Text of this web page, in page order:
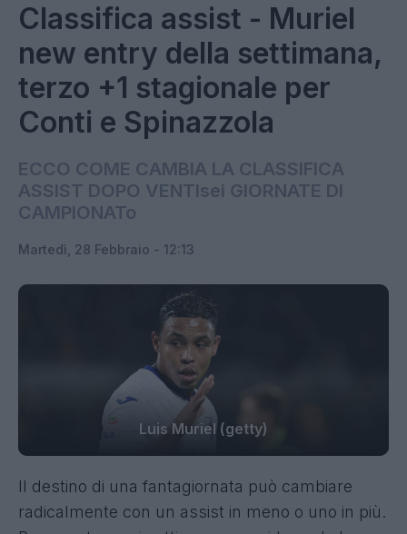
Classifica assist - Muriel
new entry della settimana,
terzo +1 stagionale per
Conti e Spinazzola
ECCO COME CAMBIA LA CLASSIFICA
ASSIST DOPO VENTIsei GIORNATE DI
CAMPIONATo
Martedì, 28 Febbraio - 12:13
Luis Muriel (getty)
Il destino di una fantagiornata può cambiare
radicalmente con un assist in meno o uno in più.